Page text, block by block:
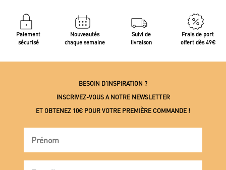
Paiement
sécurisé
Nouveautés
chaque semaine
Suivi de
livraison
Frais de port
offert dès 49€
BESOIN D’INSPIRATION ?
INSCRIVEZ-VOUS A NOTRE NEWSLETTER
ET OBTENEZ 10€ POUR VOTRE PREMIÈRE COMMANDE !